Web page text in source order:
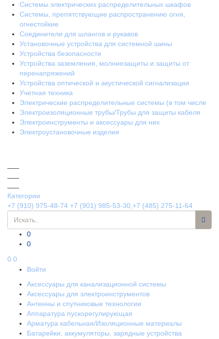
Системы электрических распределительных шкафов
Системы, препятствующие распространению огня,
огнестойкие
Соединители для шлангов и рукавов
Установочные устройства для системной шины
Устройства безопасности
Устройства заземления, молниезащиты и защиты от
перенапряжений
Устройства оптической и акустической сигнализации
Учетная техника
Электрические распределительные системы (в том числе
Электроизоляционные трубы/Трубы для защиты кабеля
Электроинструменты и аксессуары для них
Электроустановочные изделия
Категории
+7 (910) 975-48-74 +7 (901) 985-53-30,+7 (485) 275-11-64
0
0
0 0
Войти
Аксессуары для канализационной системы
Аксессуары для электроинструментов
Антенны и спутниковые технологии
Аппаратура пускорегулирующая
Арматура кабельная/Изоляционные материалы
Батарейки, аккумуляторы, зарядные устройства